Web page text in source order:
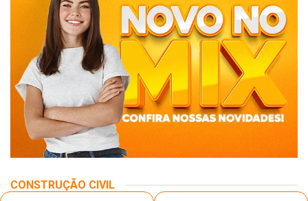
CONSTRUÇÃO CIVIL